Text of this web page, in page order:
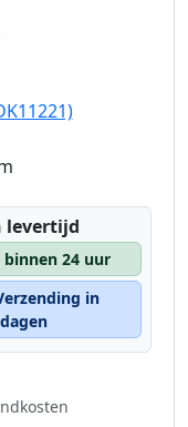
levertijd
binnen 24 uur
in